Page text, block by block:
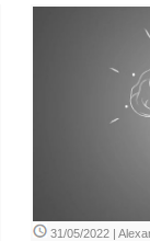
31/05/2022 |